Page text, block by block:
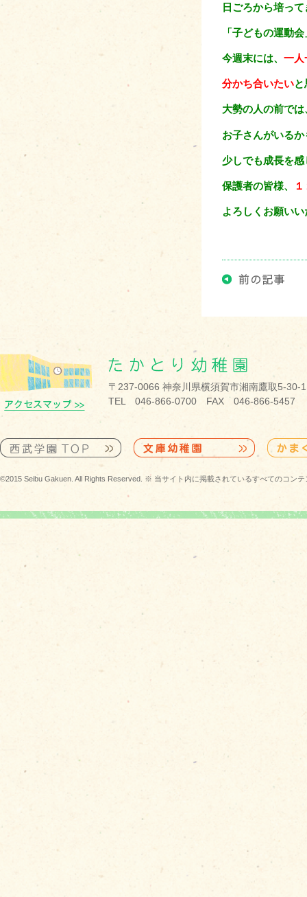
日ごろから培っ
「子どもの運動
今週末には、 一人
分かち合いたい
大勢の人の前で
お子さんがいる
少しでも成長を
保護者の皆様、
よろしくお願い
〒237-0066 神奈川県横須賀市湘南鷹取5-30-1
TEL 046-866-0700 FAX 046-866-5457
©2015 Seibu Gakuen. All Rights Reserved. ※ 当サイト内に掲載されているすべてのコン